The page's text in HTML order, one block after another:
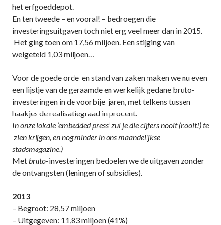
het erfgoeddepot.
En ten tweede – en vooral! – bedroegen die
investeringsuitgaven toch niet erg veel meer dan in 2015.
Het ging toen om 17,56 miljoen. Een stijging van
welgeteld 1,03 miljoen…
Voor de goede orde en stand van zaken maken we nu even
een lijstje van de geraamde en werkelijk gedane bruto-
investeringen in de voorbije jaren, met telkens tussen
haakjes de realisatiegraad in procent.
In onze lokale ‘embedded press’ zul je die cijfers nooit (nooit!) te
zien krijgen, en nog minder in ons maandelijkse
stadsmagazine.)
Metbruto-investeringen bedoelen we de uitgaven zonder
de ontvangsten (leningen of subsidies).
2013
– Begroot: 28,57 miljoen
– Uitgegeven: 11,83 miljoen (41%)